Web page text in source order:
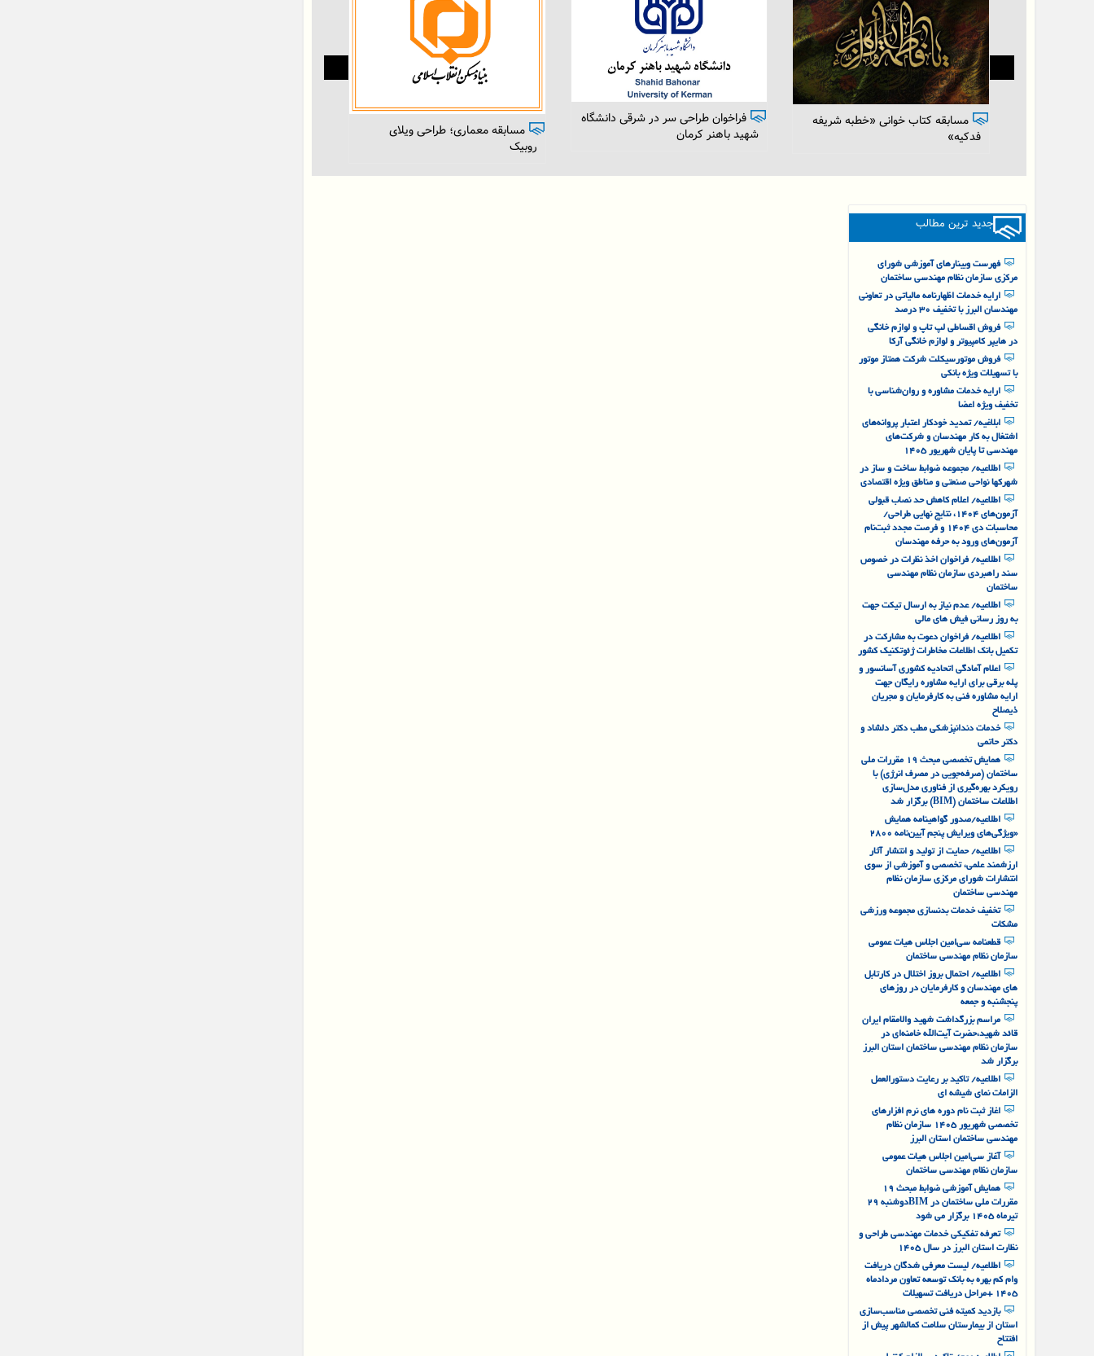
برگزاری مسابقه فرهنگی «عید سعید
غدیرخم» ویژه دهه امامت و ولایت
جشن بزرگ عید غدیر در سازمان
نظام مهندسی ساختمان استان البرز
جشن و مسابقه بزرگ روز عید
غدیر
جدید ترین مطالب
فهرست وبینارهای آموزشی شورای
مرکزی سازمان نظام مهندسی ساختمان
ارایه خدمات اظهارنامه مالیاتی در تعاونی
مهندسان البرز با تخفیف ۳۰ درصد
فروش اقساطی لپ تاپ و لوازم خانگی
در هایپر کامپیوتر و لوازم خانگی آرکا
فروش موتورسیکلت شرکت همتاز موتور
با تسهیلات ویژه بانکی
ارایه خدمات مشاوره و روان‌شناسی با
تخفیف ویژه اعضا
ابلاغیه/ تمدید خودکار اعتبار پروانه‌های
اشتغال به کار مهندسان و شرکت‌های
مهندسی تا پایان شهریور ۱۴۰۵
اطلاعیه/ مجموعه ضوابط ساخت و ساز در
شهرکها نواحی صنعتی و مناطق ویژه اقتصادی
اطلاعیه/ اعلام کاهش حد نصاب قبولی
آزمون‌های ۱۴۰۴، نتایج نهایی طراحی/
محاسبات دی ۱۴۰۴ و فرصت مجدد ثبت‌نام
آزمون‌های ورود به حرفه مهندسان
اطلاعیه/ فراخوان اخذ نظرات در خصوص
سند راهبردی سازمان نظام مهندسی
ساختمان
اطلاعیه/ عدم نیاز به ارسال تیکت جهت
به روز رسانی فیش های مالی
اطلاعیه/ فراخوان دعوت به مشارکت در
تکمیل بانک اطلاعات مخاطرات ژئوتکنیک کشور
اعلام آمادگی اتحادیه کشوری آسانسور و
پله برقی برای ارایه مشاوره رایگان جهت
ارایه مشاوره فنی به کارفرمایان و مجریان
ذیصلاح
خدمات دندانپزشکی مطب دکتر دلشاد و
دکتر حاتمی
همایش تخصصی مبحث ۱۹ مقررات ملی
ساختمان (صرفه‌جویی در مصرف انرژی) با
رویکرد بهره‌گیری از فناوری مدل‌سازی
اطلاعات ساختمان (BIM) برگزار شد
اطلاعیه/صدور گواهینامه همایش
«ویژگی‌های ویرایش پنجم آیین‌نامه ۲۸۰۰
اطلاعیه/ حمایت از تولید و انتشار آثار
ارزشمند علمی، تخصصی و آموزشی از سوی
انتشارات شورای مرکزی سازمان نظام
مهندسی ساختمان
تخفیف خدمات بدنسازی مجموعه ورزشی
مشکات
قطعنامه سی‌امین اجلاس هیات عمومی
سازمان نظام مهندسی ساختمان
اطلاعیه/ احتمال بروز اختلال در کارتابل
های مهندسان و کارفرمایان در روزهای
پنجشنبه و جمعه
مراسم بزرگداشت شهید والامقام ایران
قائد شهید،‌‌حضرت آیت‌الله خامنه‌ای در
سازمان نظام مهندسی ساختمان استان البرز
برگزار شد
اطلاعیه/ تاکید بر رعایت دستورالعمل
الزامات نمای شیشه ای
اغاز ثبت نام دوره های نرم افزارهای
تخصصی شهریور ۱۴۰۵ سازمان نظام
مهندسی ساختمان استان البرز
آغاز سی‌امین اجلاس هیات عمومی
سازمان نظام مهندسی ساختمان
همایش آموزشی ضوابط مبحث ۱۹
تیرماه ۱۴۰۵ برگزار می شود
تعرفه تفکیکی خدمات مهندسی طراحی و
نظارت استان البرز در سال ۱۴۰۵
اطلاعیه/ لیست معرفی شدگان دریافت
وام کم بهره به بانک توسعه تعاون مردادماه
۱۴۰۵ +مراحل دریافت تسهیلات
بازدید کمیته فنی تخصصی مناسب‌سازی
استان از بیمارستان سلامت کمالشهر پیش از